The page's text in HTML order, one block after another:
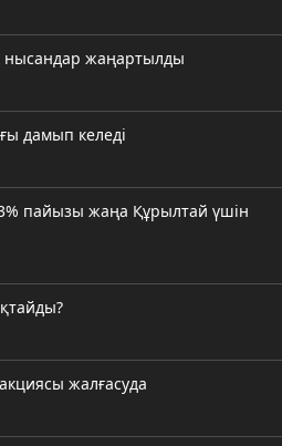
нысандар жаңартылды
дамып келеді
пайызы жаңа Құрылтай үшін
акциясы жалғасуда